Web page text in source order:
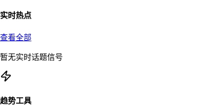
实时热点
查看全部
暂无实时话题信号
趋势工具